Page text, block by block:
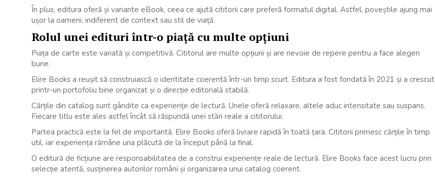
În plus, editura oferă și variante eBook, ceea ce ajută cititorii care preferă formatul digital. Astfel, poveștile ajung mai
ușor la oameni, indiferent de context sau stil de viață.
Rolul unei edituri într-o piață cu multe opțiuni
Piața de carte este variată și competitivă. Cititorul are multe opțiuni și are nevoie de repere pentru a face alegeri
bune.
Elire Books a reușit să construiască o identitate coerentă într-un timp scurt. Editura a fost fondată în 2021 și a crescut
printr-un portofoliu bine organizat și o direcție editorială stabilă.
Cărțile din catalog sunt gândite ca experiențe de lectură. Unele oferă relaxare, altele aduc intensitate sau suspans.
Fiecare titlu este ales astfel încât să răspundă unei stări reale a cititorului.
Partea practică este la fel de importantă. Elire Books oferă livrare rapidă în toată țara. Cititorii primesc cărțile în timp
util, iar experiența rămâne una plăcută de la început până la final.
O editură de ficțiune are responsabilitatea de a construi experiențe reale de lectură. Elire Books face acest lucru prin
selecție atentă, susținerea autorilor români și organizarea unui catalog coerent.